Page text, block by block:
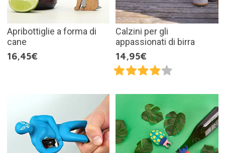
Apribottiglie a forma di
cane
16,45€
Calzini per gli
appassionati di birra
14,95€